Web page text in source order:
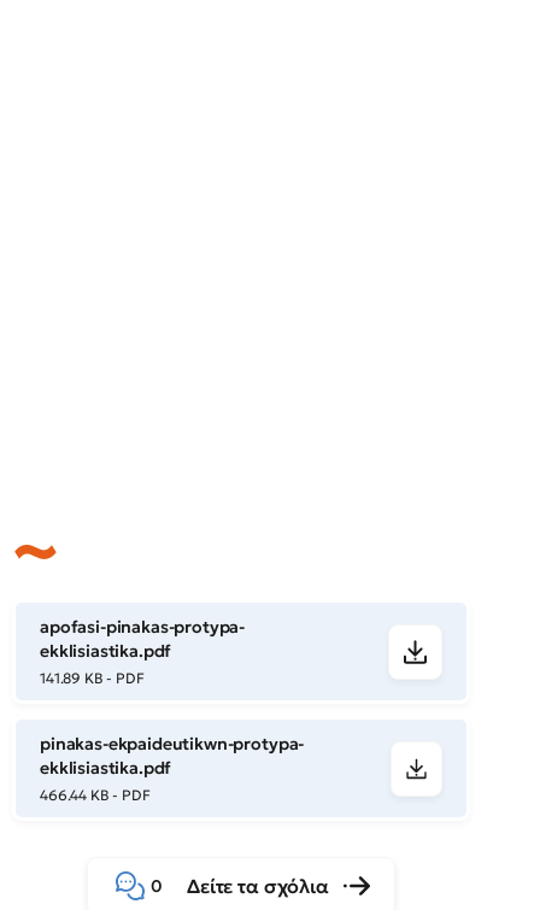
apofasi-pinakas-protypa-
ekklisiastika.pdf
141.89 KB - PDF
pinakas-ekpaideutikwn-protypa-
ekklisiastika.pdf
466.44 KB - PDF
0 Δείτε τα σχόλια